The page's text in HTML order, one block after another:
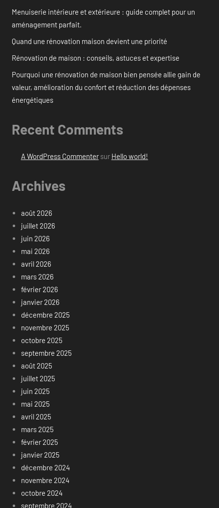
Menuiserie intérieure et extérieure : guide complet pour un
aménagement parfait.
Quand une rénovation maison devient une priorité
Rénovation de maison : conseils, astuces et expertise
Pourquoi une rénovation de maison bien pensée allie gain de
valeur, amélioration du confort et réduction des dépenses
énergétiques
Recent Comments
A WordPress Commentersur Hello world!
Archives
août 2026
juillet 2026
juin 2026
mai 2026
avril 2026
mars 2026
février 2026
janvier 2026
décembre 2025
novembre 2025
octobre 2025
septembre 2025
août 2025
juillet 2025
juin 2025
mai 2025
avril 2025
mars 2025
février 2025
janvier 2025
décembre 2024
novembre 2024
octobre 2024
septembre 2024